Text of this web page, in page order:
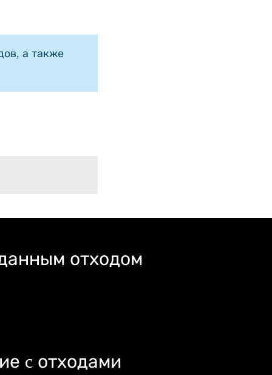
а также
отходом
c отходами